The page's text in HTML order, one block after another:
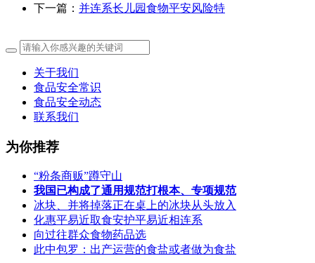
下一篇： 并连系长儿园食物平安风险特
关于我们
食品安全常识
食品安全动态
联系我们
为你推荐
“粉条商贩”蹲守山
我国已构成了通用规范打根本、专项规范
冰块、并将掉落正在桌上的冰块从头放入
化惠平易近取食安护平易近相连系
向过往群众食物药品选
此中包罗：出产运营的食盐或者做为食盐